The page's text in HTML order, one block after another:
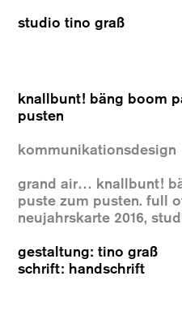
studio tino graß
knallbunt! bäng boom
pusten
kommunikationsdesign
grand air… knallbunt!
puste zum pusten. full
neujahrskarte 2016,
gestaltung: tino graß
schrift: handschrift